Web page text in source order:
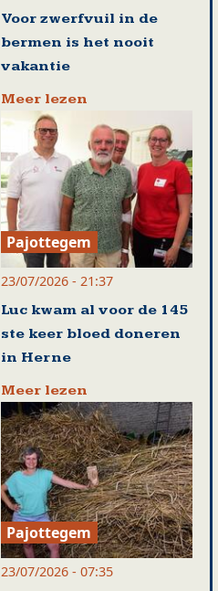
Voor zwerfvuil in de
bermen is het nooit
vakantie
Meer lezen
Pajottegem
23/07/2026 - 21:37
Luc kwam al voor de 145
ste keer bloed doneren
in Herne
Meer lezen
Pajottegem
23/07/2026 - 07:35